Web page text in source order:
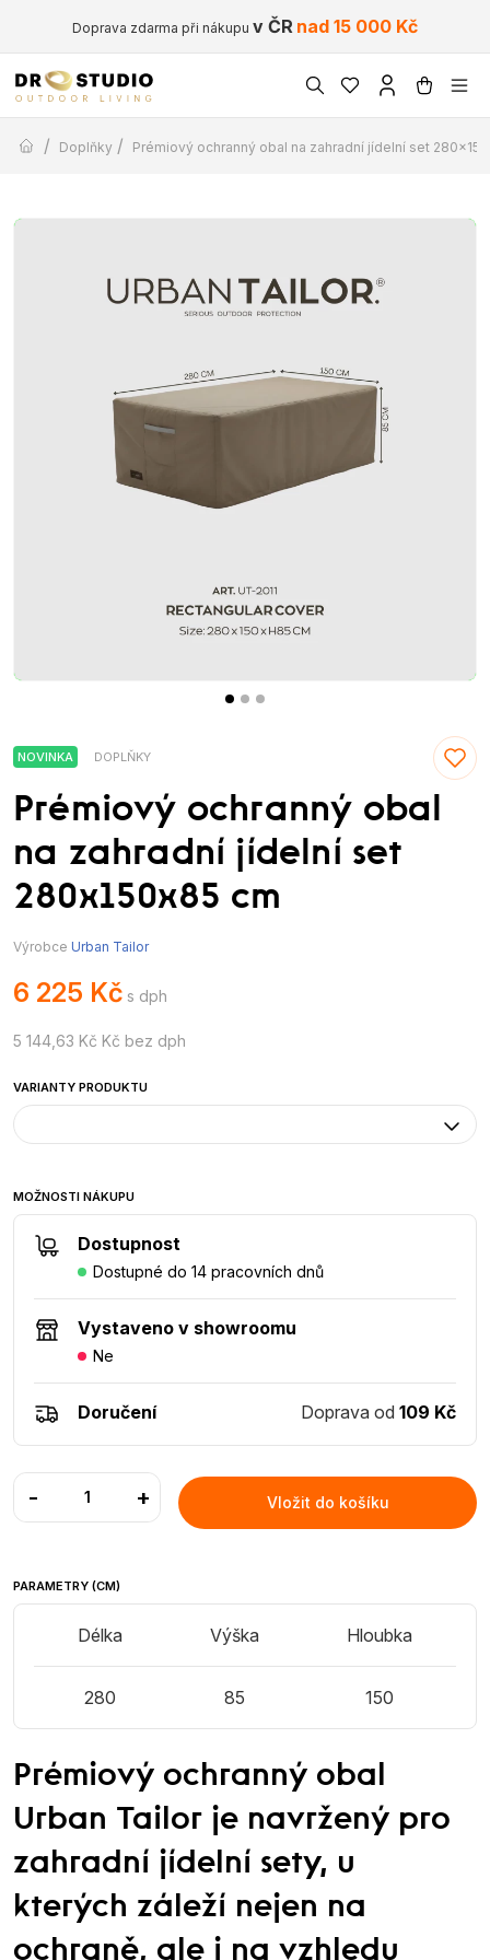
Doprava zdarma při nákupu v ČR nad 15 000 Kč
/ Doplňky / Prémiový ochranný obal na zahradní jídelní set
NOVINKA DOPLŇKY
Prémiový ochranný obal
na zahradní jídelní set
280x150x85 cm
Výrobce Urban Tailor
6 225 Kč s dph
5 144,63 Kč Kč bez dph
VARIANTY PRODUKTU
MOŽNOSTI NÁKUPU
Dostupnost
Dostupné do 14 pracovních dnů
Vystaveno v showroomu
Ne
Doručení Doprava od 109 Kč
- + Vložit do košíku
PARAMETRY (CM)
Délka
280
Výška
85
Hloubka
150
Prémiový ochranný obal
Urban Tailor je navržený pro
zahradní jídelní sety, u
kterých záleží nejen na
ochraně, ale i na vzhledu